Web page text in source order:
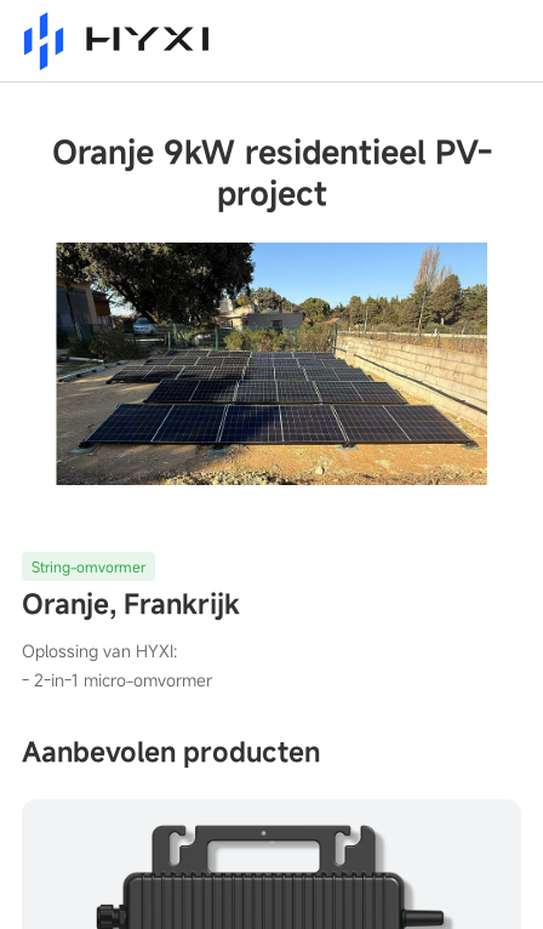
Oranje 9kW residentieel PV-
project
String-omvormer
Oranje, Frankrijk
Oplossing van HYXI:
- 2-in-1 micro-omvormer
Aanbevolen producten